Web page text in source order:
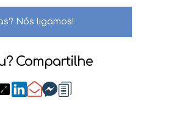
Nós ligamos!
Compartilhe